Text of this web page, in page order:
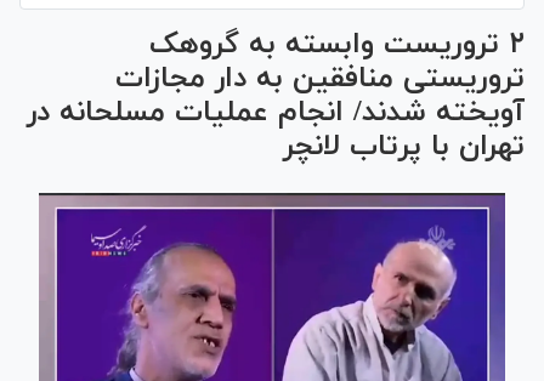
۲ تروریست وابسته به گروهک
تروریستی منافقین به دار مجازات
آویخته شدند/ انجام عملیات مسلحانه در
تهران با پرتاب لانچر